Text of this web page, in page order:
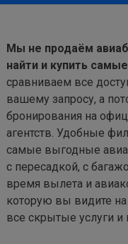
Мы не продаём
найти и купить
сравниваем все
вашему запросу, а
бронирования на
агентств. Удобные
самые выгодные
с пересадкой, с
время вылета и
которую вы видите
все скрытые услуги и